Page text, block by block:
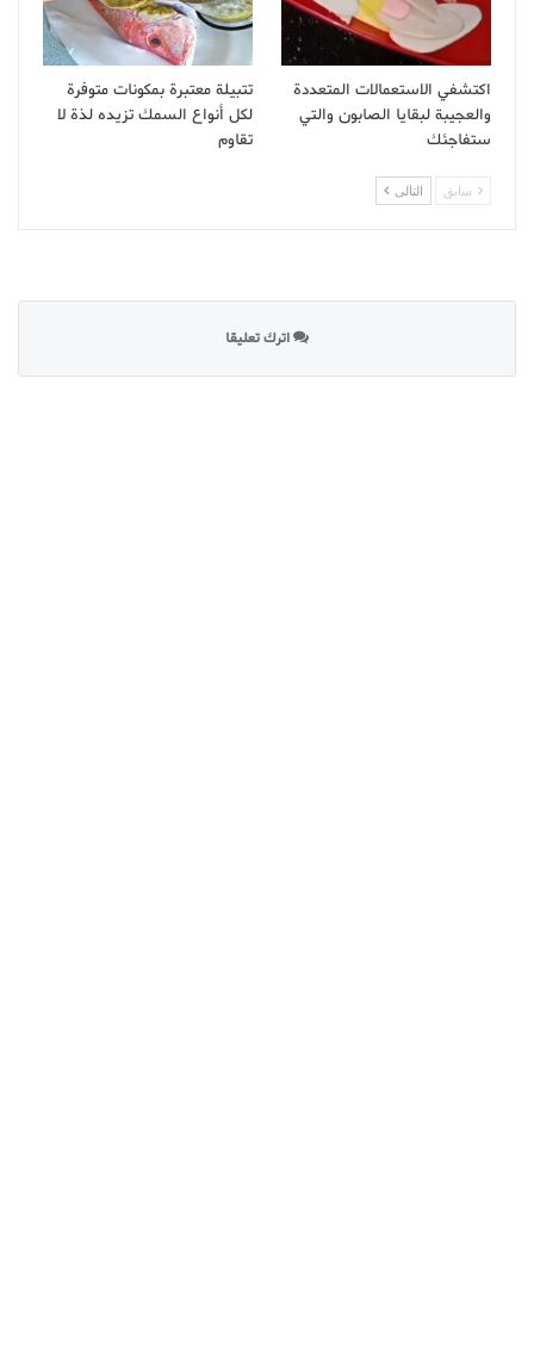
اكتشفي الاستعمالات المتعددة
والعجيبة لبقايا الصابون والتي
ستفاجئك
تتبيلة معتبرة بمكونات متوفرة
لكل أنواع السمك تزيده لذة لا
تقاوم
سابق التالى
اترك تعليقا